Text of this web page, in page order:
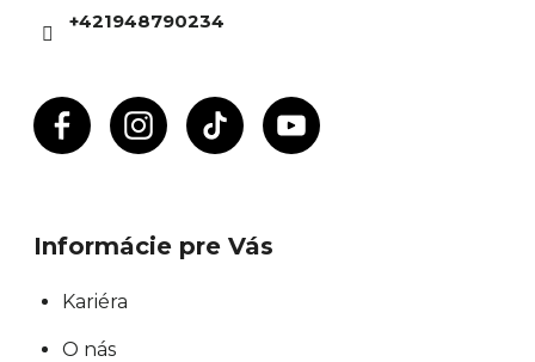
+421948790234
Informácie pre Vás
Kariéra
O nás